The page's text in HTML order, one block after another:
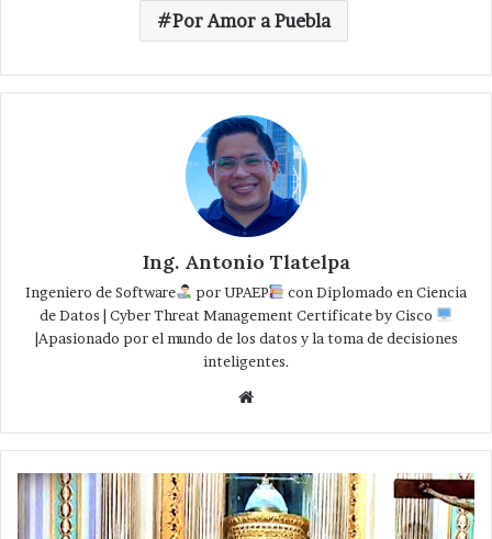
Por Amor a Puebla
Ing. Antonio Tlatelpa
Ingeniero de Software por UPAEP
con Diplomado en Ciencia
de Datos | Cyber Threat Management Certificate by Cisco
|Apasionado por el mundo de los datos y la toma de decisiones
inteligentes.
Se
debe
pedir